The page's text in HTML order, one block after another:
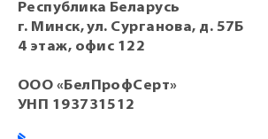
Республика Беларусь
г. Минск, ул. Сурганова, д. 57Б
4 этаж, офис 122
ООО «БелПрофСерт»
УНП 193731512